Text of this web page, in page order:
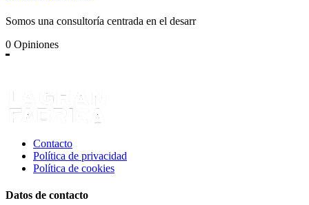
Somos una consultoría centrada en el desarr
0 Opiniones
Contacto
Política de privacidad
Política de cookies
Datos de contacto